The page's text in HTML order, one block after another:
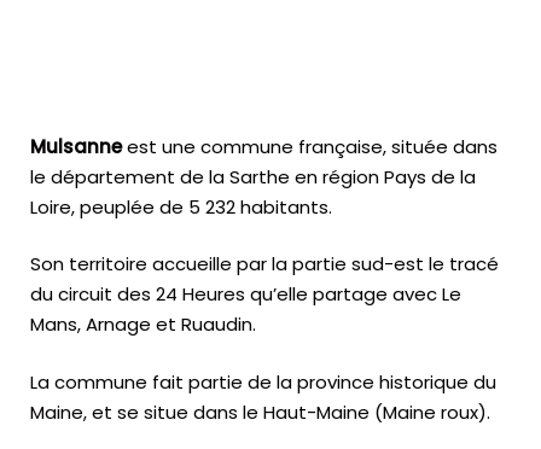
Mulsanneest une commune française, située dans
le département de la Sarthe en région Pays de la
Loire, peuplée de 5 232 habitants.
Son territoire accueille par la partie sud-est le tracé
du circuit des 24 Heures qu’elle partage avec Le
Mans, Arnage et Ruaudin.
La commune fait partie de la province historique du
Maine, et se situe dans le Haut-Maine (Maine roux).